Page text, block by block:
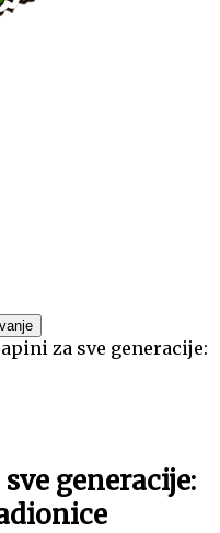
za sve generacije:
generacije: